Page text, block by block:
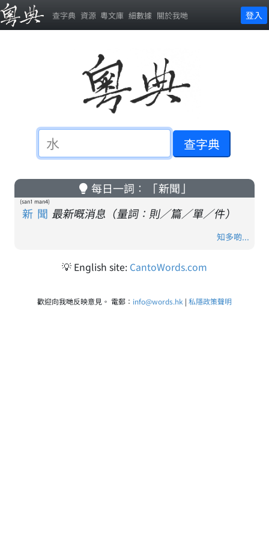
查字典 資源 粵文庫 細數據 關於我哋 登入
每日一詞： 「新聞」
新聞
(san1 man4)
最新嘅消息（量詞：則／篇／單／件）
知多啲...
💡 English site: CantoWords.com
歡迎向我哋反映意見。 電郵： info@words.hk | 私隱政策聲明